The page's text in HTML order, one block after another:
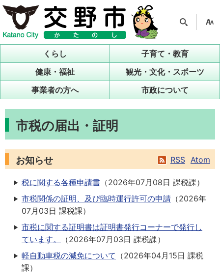
ル
くらし
子育て・教育
健康・福祉
観光・文化・スポーツ
事業者の方へ
市政について
市税の届出・証明
お知らせ RSS Atom
税に関する各種申請書 （2026年07月08日 課税課）
市税関係の証明、及び臨時運行許可の申請 （2026年
07月03日 課税課）
市税に関する証明書は証明書発行コーナーで発行し
ています。
（2026年07月03日 課税課）
軽自動車税の減免について （2026年04月15日 課税
課）